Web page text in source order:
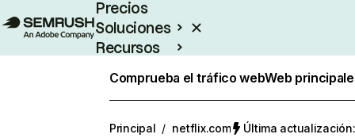
Precios
Soluciones
Recursos
Comprueba el tráfico webWeb
Principal / netflix.com Última